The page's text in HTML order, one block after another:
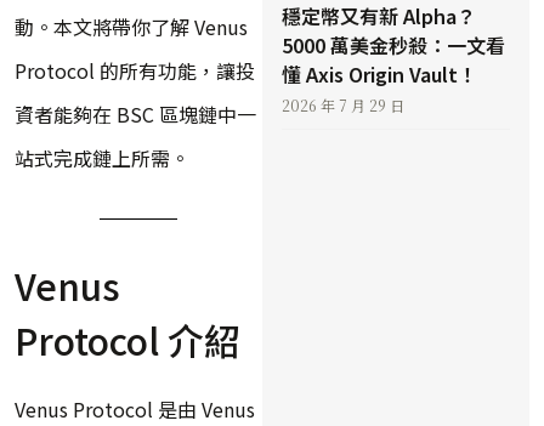
動。本文將帶你了解 Venus
Protocol 的所有功能，讓投
資者能夠在 BSC 區塊鏈中一
站式完成鏈上所需。
Venus
Protocol 介紹
Venus Protocol 是由 Venus
穩定幣又有新 Alpha？
5000 萬美金秒殺：一文看
懂 Axis Origin Vault！
2026 年 7 月 29 日